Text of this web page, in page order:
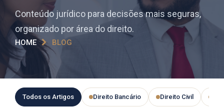
Conteúdo jurídico para decisões mais seguras,
organizado por área do direito.
HOME BLOG
Todos os Artigos Direito Bancário Direito Civil